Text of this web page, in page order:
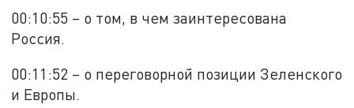
00:10:55 – о том, в чем заинтересована
Россия.
00:11:52 – о переговорной позиции Зеленского
и Европы.